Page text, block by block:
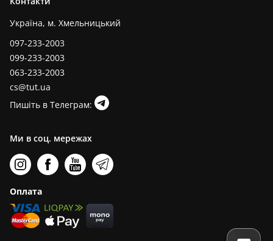
Україна, м. Хмельницький
097-233-2003
099-233-2003
063-233-2003
cs@tut.ua
Пишіть в Телеграм:
Ми в соц. мережах
Оплата